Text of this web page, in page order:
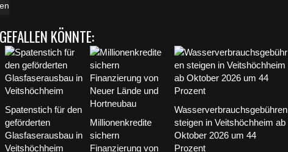
KÖNNTE:
Spatenstich für den
geförderten
Glasfaserausbau in
Veitshöchheim
Millionenkredite
sichern
Finanzierung von
Wasserverbrauchsgebühren
steigen in Veitshöchheim ab
Oktober 2026 um 44
Prozent